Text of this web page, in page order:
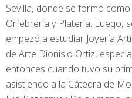
Sevilla, donde se formó
Orfebrería y Platería. Luego,
empezó a estudiar Joyería
de Arte Dionisio Ortiz,
entonces cuando tuvo su
asistiendo a la Cátedra de